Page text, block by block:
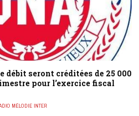
débit seront créditées de 25 000
pour l’exercice fiscal
MÉLODIE INTER